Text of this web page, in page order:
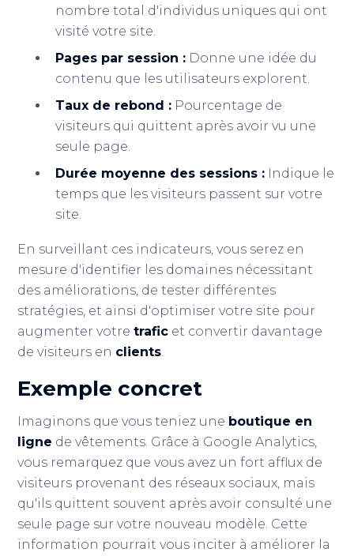
nombre total d'individus uniques qui ont
visité votre site.
Pages par session : Donne une idée du
contenu que les utilisateurs explorent.
Taux de rebond : Pourcentage de
visiteurs qui quittent après avoir vu une
seule page.
Durée moyenne des sessions : Indique le
temps que les visiteurs passent sur votre
site.
En surveillant ces indicateurs, vous serez en
mesure d'identifier les domaines nécessitant
des améliorations, de tester différentes
stratégies, et ainsi d'optimiser votre site pour
augmenter votretrafic et convertir davantage
de visiteurs en clients.
Exemple concret
Imaginons que vous teniez une boutique en
ligne de vêtements. Grâce à Google Analytics,
vous remarquez que vous avez un fort afflux de
visiteurs provenant des réseaux sociaux, mais
qu'ils quittent souvent après avoir consulté une
seule page sur votre nouveau modèle. Cette
information pourrait vous inciter à améliorer la